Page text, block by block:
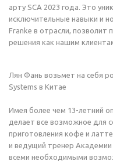
арту SCA 2023 года. Это
исключительные навыки и
Franke в отрасли,
решения как нашим
Лян Фань возьмет на себя
Systems в Китае
Имея более чем 13-летний
делает все возможное для
приготовления кофе и
и ведущий тренер Академии
всеми необходимыми